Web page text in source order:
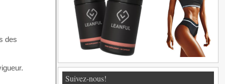
des
Suivez-nous!